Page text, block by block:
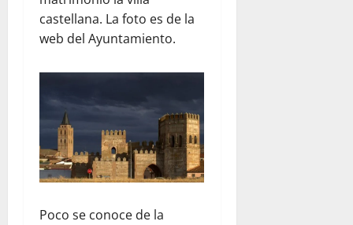
castellana. La foto es de la
web del Ayuntamiento.
Poco se conoce de la